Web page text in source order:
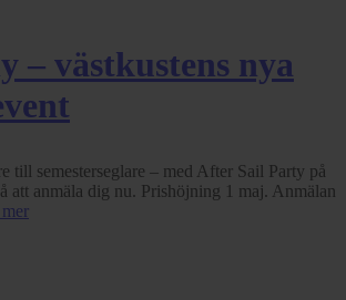
– västkustens nya
till semesterseglare – med After Sail Party på
att anmäla dig nu. Prishöjning 1 maj. Anmälan